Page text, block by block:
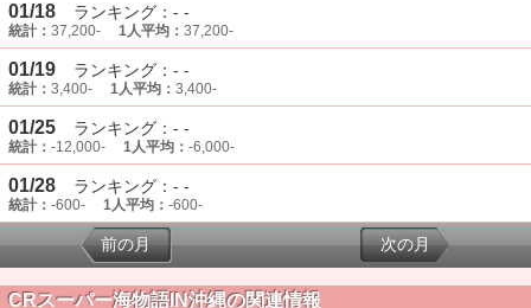
01/18 ランキング：- -
統計： 37,200- 1人平均： 37,200-
01/19 ランキング：- -
統計： 3,400- 1人平均： 3,400-
01/25 ランキング：- -
統計： -12,000- 1人平均： -6,000-
01/28 ランキング：- -
統計： -600- 1人平均： -600-
前の月 次の月
CRスーパー海物語IN沖縄の関連情報